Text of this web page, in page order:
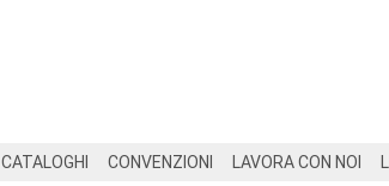
CATALOGHI CONVENZIONI LAVORA CON NOI